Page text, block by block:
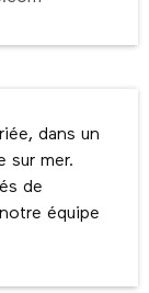
dans un
sur mer.
de
équipe